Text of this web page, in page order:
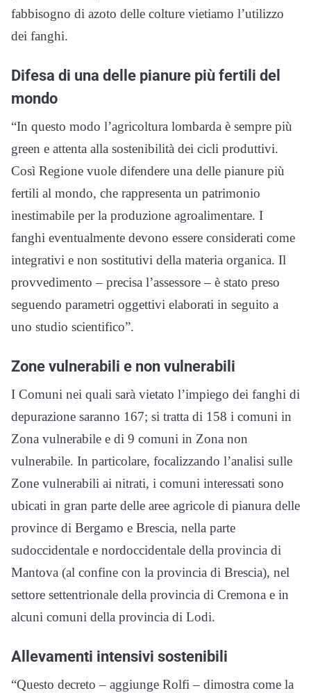
fabbisogno di azoto delle colture vietiamo l’utilizzo
dei fanghi.
Difesa di una delle pianure più fertili del
mondo
“In questo modo l’agricoltura lombarda è sempre più
green e attenta alla sostenibilità dei cicli produttivi.
Così Regione vuole difendere una delle pianure più
fertili al mondo, che rappresenta un patrimonio
inestimabile per la produzione agroalimentare. I
fanghi eventualmente devono essere considerati come
integrativi e non sostitutivi della materia organica. Il
provvedimento – precisa l’assessore – è stato preso
seguendo parametri oggettivi elaborati in seguito a
uno studio scientifico”.
Zone vulnerabili e non vulnerabili
I Comuni nei quali sarà vietato l’impiego dei fanghi di
depurazione saranno 167; si tratta di 158 i comuni in
Zona vulnerabile e di 9 comuni in Zona non
vulnerabile. In particolare, focalizzando l’analisi sulle
Zone vulnerabili ai nitrati, i comuni interessati sono
ubicati in gran parte delle aree agricole di pianura delle
province di Bergamo e Brescia, nella parte
sudoccidentale e nordoccidentale della provincia di
Mantova (al confine con la provincia di Brescia), nel
settore settentrionale della provincia di Cremona e in
alcuni comuni della provincia di Lodi.
Allevamenti intensivi sostenibili
“Questo decreto – aggiunge Rolfi – dimostra come la